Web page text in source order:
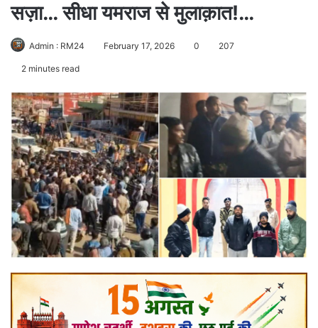
सज़ा… सीधा यमराज से मुलाक़ात!…
Admin : RM24 February 17, 2026 0 207
2 minutes read